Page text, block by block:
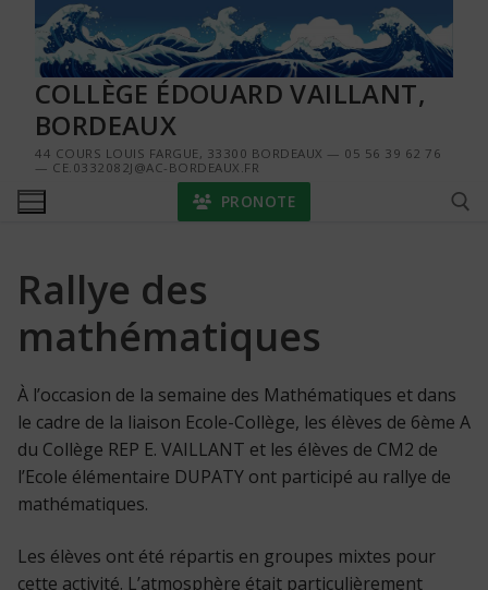
contenu
COLLÈGE ÉDOUARD VAILLANT,
BORDEAUX
44 COURS LOUIS FARGUE, 33300 BORDEAUX — 05 56 39 62 76
— CE.0332082J@AC-BORDEAUX.FR
PRONOTE
Rallye des
mathématiques
À l’occasion de la semaine des Mathématiques et dans
le cadre de la liaison Ecole-Collège, les élèves de 6ème A
du Collège REP E. VAILLANT et les élèves de CM2 de
l’Ecole élémentaire DUPATY ont participé au rallye de
mathématiques.
Les élèves ont été répartis en groupes mixtes pour
cette activité. L’atmosphère était particulièrement